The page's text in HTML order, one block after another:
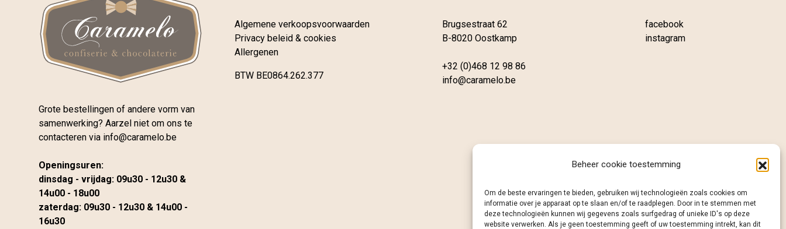
Beheer cookie toestemming
Om de beste ervaringen te bieden, gebruiken wij technologieën zoals cookies om
informatie over je apparaat op te slaan en/of te raadplegen. Door in te stemmen met
deze technologieën kunnen wij gegevens zoals surfgedrag of unieke ID's op deze
website verwerken. Als je geen toestemming geeft of uw toestemming intrekt, kan dit
Grote bestellingen of andere vorm van
samenwerking? Aarzel niet om ons te
contacteren via info@caramelo.be
Openingsuren:
dinsdag - vrijdag: 09u30 - 12u30 &
14u00 - 18u00
zaterdag: 09u30 - 12u30 & 14u00 -
16u30
Algemene verkoopsvoorwaarden
Privacy beleid & cookies
Allergenen
BTW BE0864.262.377
Brugsestraat 62
B-8020 Oostkamp
+32 (0)468 12 98 86
info@caramelo.be
facebook
instagram